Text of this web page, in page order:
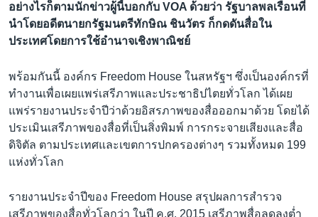
อย่างไรก็ตามนักข่าวผู้นี้บอกกับ VOA ด้วยว่า รัฐบาลพลเรือนที่
นำโดยอดีตนายกรัฐมนตรีทักษิณ ชินวัตร ก็กดดันสื่อใน
ประเทศโดยการใช้อำนาจเชิงพาณิชย์
พร้อมกันนี้ องค์กร Freedom House ในสหรัฐฯ ซึ่งเป็นองค์กรที่
ทำงานเพื่อเผยแพร่เสรีภาพและประชาธิปไตยทั่วโลก ได้เผย
แพร่รายงานประจำปีว่าด้วยอิสรภาพของสื่อออกมาด้วย โดยได้
ประเมินเสรีภาพของสื่อที่เป็นสิ่งพิมพ์ การกระจายเสียงและสื่อ
ดิจิตัล ตามประเทศและเขตการปกครองต่างๆ รวมทั้งหมด 199
แห่งทั่วโลก
รายงานประจำปีของ Freedom House สรุปผลการสำรวจ
เสรีภาพของสื่อทั่วโลกว่า ในปี ค.ศ. 2015 เสรีภาพสื่อลดลงต่ำ